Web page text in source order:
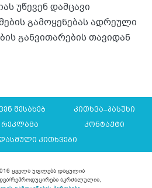
უწევენ დამცავი
გამოყენებას ადრეული
განვითარების თავიდან
შესახებ
კითხვა–პასუხი
რეკლამა
კონტაქტი
კითხვები
ყველა უფლება დაცულია
რეპროდუცირება აკრძალულია,